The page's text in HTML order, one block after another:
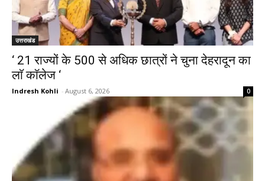
उत्तराखंड
‘ 21 राज्यों के 500 से अधिक छात्रों ने चुना देहरादून का
लाॅ काॅलेज ‘
Indresh Kohli - August 6, 2026 0